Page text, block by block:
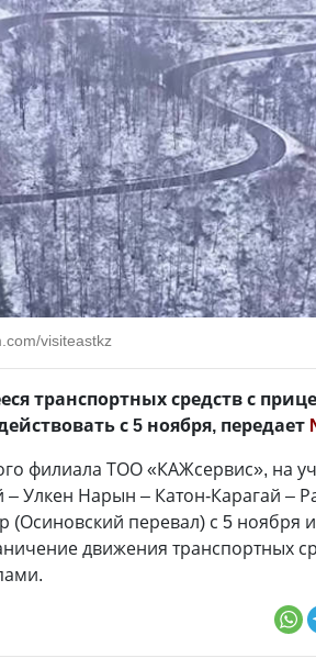
visiteastkz
транспортных средств с
с 5 ноября, передает
филиала ТОО «КАЖсервис», на
– Улкен Нарын – Катон-Карагай –
(Осиновский перевал) с 5 ноября
движения транспортных